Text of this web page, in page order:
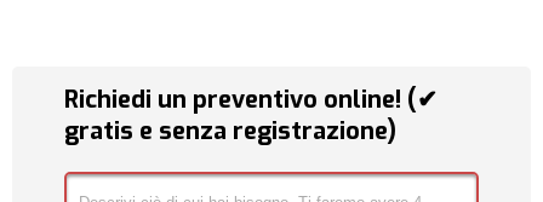
Richiedi un preventivo online! (✔
gratis e senza registrazione)